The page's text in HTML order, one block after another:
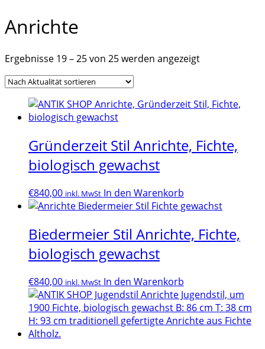
Anrichte
Ergebnisse 19 – 25 von 25 werden angezeigtNach
Gründerzeit Stil Anrichte, Fichte,
biologisch gewachst
€840,00 inkl. MwSt In den Warenkorb
Biedermeier Stil Anrichte, Fichte,
biologisch gewachst
€840,00 inkl. MwSt In den Warenkorb